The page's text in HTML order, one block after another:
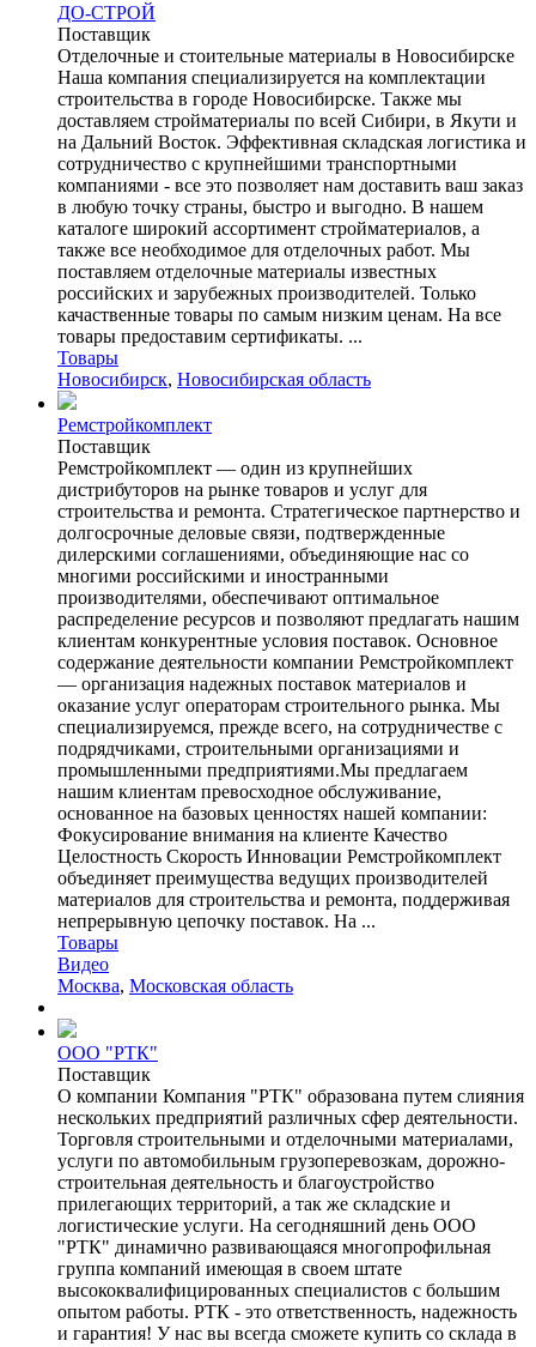
ДО-СТРОЙ
Поставщик
Отделочные и стоительные материалы в Новосибирске
Наша компания специализируется на комплектации
строительства в городе Новосибирске. Также мы
доставляем стройматериалы по всей Сибири, в Якути и
на Дальний Восток. Эффективная складская логистика и
сотрудничество с крупнейшими транспортными
компаниями - все это позволяет нам доставить ваш заказ
в любую точку страны, быстро и выгодно. В нашем
каталоге широкий ассортимент стройматериалов, а
также все необходимое для отделочных работ. Мы
поставляем отделочные материалы известных
российских и зарубежных производителей. Только
качаственные товары по самым низким ценам. На все
товары предоставим сертификаты. ...
Товары
Новосибирск, Новосибирская область
Ремстройкомплект
Поставщик
Ремстройкомплект — один из крупнейших
дистрибуторов на рынке товаров и услуг для
строительства и ремонта. Стратегическое партнерство и
долгосрочные деловые связи, подтвержденные
дилерскими соглашениями, объединяющие нас со
многими российскими и иностранными
производителями, обеспечивают оптимальное
распределение ресурсов и позволяют предлагать нашим
клиентам конкурентные условия поставок. Основное
содержание деятельности компании Ремстройкомплект
— организация надежных поставок материалов и
оказание услуг операторам строительного рынка. Мы
специализируемся, прежде всего, на сотрудничестве с
подрядчиками, строительными организациями и
промышленными предприятиями.Мы предлагаем
нашим клиентам превосходное обслуживание,
основанное на базовых ценностях нашей компании:
Фокусирование внимания на клиенте Качество
Целостность Скорость Инновации Ремстройкомплект
объединяет преимущества ведущих производителей
материалов для строительства и ремонта, поддерживая
непрерывную цепочку поставок. На ...
Товары
Видео
Москва, Московская область
ООО "РТК"
Поставщик
О компании Компания "РТК" образована путем слияния
нескольких предприятий различных сфер деятельности.
Торговля строительными и отделочными материалами,
услуги по автомобильным грузоперевозкам, дорожно-
строительная деятельность и благоустройство
прилегающих территорий, а так же складские и
логистические услуги. На сегодняшний день ООО
"РТК" динамично развивающаяся многопрофильная
группа компаний имеющая в своем штате
высококвалифицированных специалистов с большим
опытом работы. РТК - это ответственность, надежность
и гарантия! У нас вы всегда сможете купить со склада в